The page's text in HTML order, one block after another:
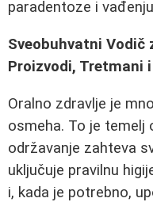
paradentoze i
Sveobuhvatni Vodič
Proizvodi, Tretmani
Oralno zdravlje je
osmeha. To je temelj
održavanje zahteva
uključuje pravilnu
i, kada je potrebno,